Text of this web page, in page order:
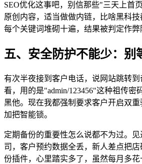
SEO优化这事吧，别信那些"三天上首
原创内容，适当做做内链，比啥黑科
每个关键词堆砌十遍，结果被判定作弊
五、安全防护不能少：别
有次半夜接到客户电话，说网站跳转
看，用的是"admin/123456"这种祖传密
黑他。现在我都强制要求客户开启双
加把智能锁。
定期备份的重要性怎么说都不为过。
司，客户预约数据全丢，新人差点把
份插件，心里踏实多了，虽然每月多